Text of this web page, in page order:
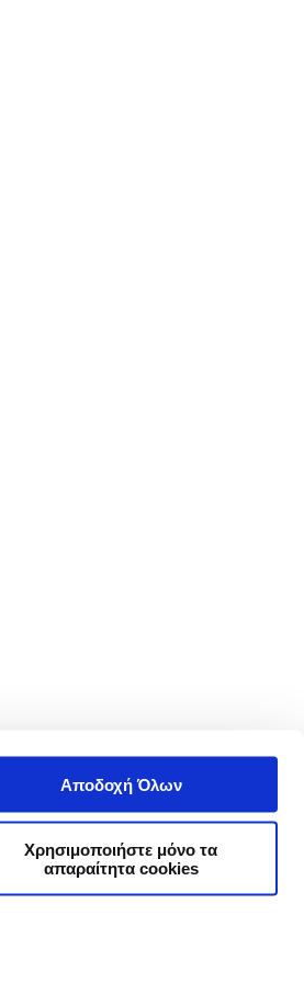
Αποδοχή Όλων
Χρησιμοποιήστε μόνο τα
απαραίτητα cookies